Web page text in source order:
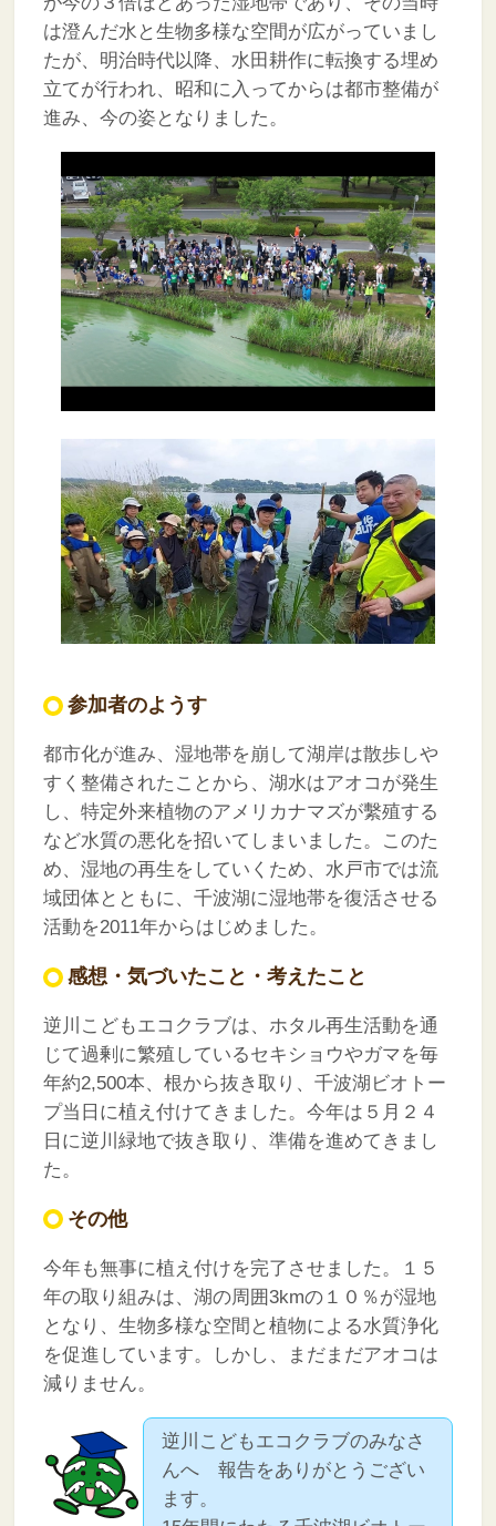
は澄んだ水と生物多様な空間が広がっていまし
たが、明治時代以降、水田耕作に転換する埋め
立てが行われ、昭和に入ってからは都市整備が
進み、今の姿となりました。
参加者のようす
都市化が進み、湿地帯を崩して湖岸は散歩しや
すく整備されたことから、湖水はアオコが発生
し、特定外来植物のアメリカナマズが繫殖する
など水質の悪化を招いてしまいました。このた
め、湿地の再生をしていくため、水戸市では流
域団体とともに、千波湖に湿地帯を復活させる
活動を2011年からはじめました。
感想・気づいたこと・考えたこと
逆川こどもエコクラブは、ホタル再生活動を通
じて過剰に繁殖しているセキショウやガマを毎
年約2,500本、根から抜き取り、千波湖ビオトー
プ当日に植え付けてきました。今年は５月２４
日に逆川緑地で抜き取り、準備を進めてきまし
た。
その他
今年も無事に植え付けを完了させました。１５
年の取り組みは、湖の周囲3kmの１０％が湿地
となり、生物多様な空間と植物による水質浄化
を促進しています。しかし、まだまだアオコは
減りません。
逆川こどもエコクラブのみなさ
んへ 報告をありがとうござい
ます。